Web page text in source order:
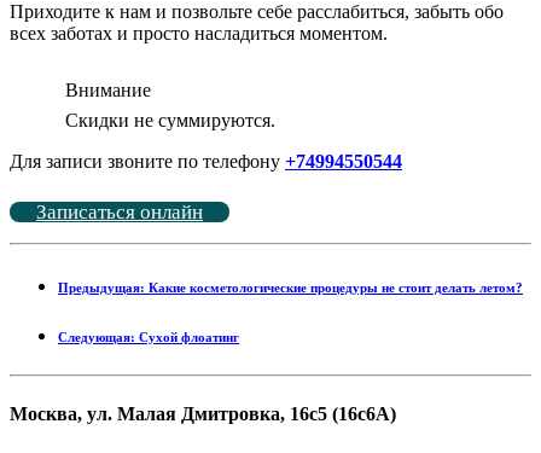
Приходите к нам и позвольте себе расслабиться, забыть обо
всех заботах и просто насладиться моментом.
Внимание
Скидки не суммируются.
Для записи звоните по телефону +74994550544
Записаться онлайн
Предыдущая: Какие косметологические процедуры не стоит делать летом?
Следующая: Сухой флоатинг
Москва, ул. Малая Дмитровка, 16с5 (16с6А)